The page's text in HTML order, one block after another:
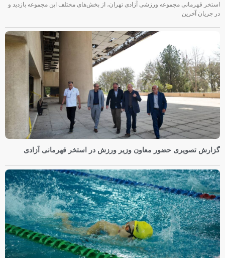
استخر قهرمانی مجموعه ورزشی آزادی تهران، از بخش‌های مختلف این مجموعه بازدید و
در جریان آخرین
گزارش تصویری حضور معاون وزیر ورزش در استخر قهرمانی آزادی